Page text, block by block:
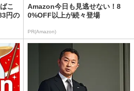
こ
円の
Amazon今日も見逃せない！8
0%OFF以上が続々登場
PR(Amazon)